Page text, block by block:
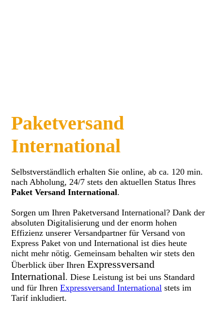
Paketversand
International
Selbstverständlich erhalten Sie online, ab ca. 120 min.
nach Abholung, 24/7 stets den aktuellen Status Ihres
Paket Versand International.
Sorgen um Ihren Paketversand International? Dank der
absoluten Digitalisierung und der enorm hohen
Effizienz unserer Versandpartner für Versand von
Express Paket von und International ist dies heute
nicht mehr nötig. Gemeinsam behalten wir stets den
Überblick über Ihren Expressversand
International. Diese Leistung ist bei uns Standard
und für Ihren Expressversand International stets im
Tarif inkludiert.